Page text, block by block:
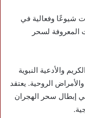
شيوعًا وفعالية في
المعروفة لسحر
والأدعية النبوية
الروحية. يعتقد
في إبطال سحر الهجران